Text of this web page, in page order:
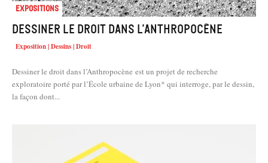
Expositions
Dessiner le droit dans l’Anthropocène
Exposition | Dessins | Droit
Dessiner le droit dans l’Anthropocène est un projet de recherche
exploratoire porté par l’École urbaine de Lyon* qui interroge, par le dessin,
la façon dont...